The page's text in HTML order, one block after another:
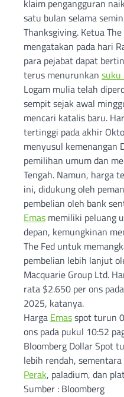
klaim pengangguran
satu bulan selama
Thanksgiving. Ketua
mengatakan pada hari
para pejabat dapat
terus menurunkan suku
Logam mulia telah
sempit sejak awal
mencari katalis baru.
tertinggi pada akhir
menyusul kemenangan
pemilihan umum dan
Tengah. Namun, harga
ini, didukung oleh
pembelian oleh bank
Emas memiliki peluang
depan, kemungkinan
The Fed untuk
pembelian lebih lanjut
Macquarie Group Ltd.
rata $2.650 per ons
2025, katanya.
Harga Emasspot turun
ons pada pukul 10:52
Bloomberg Dollar Spot
lebih rendah,
Perak, paladium, dan
Sumber : Bloomberg